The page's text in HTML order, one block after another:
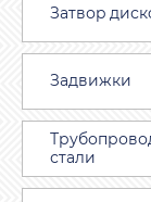
Затвоp
Задвижки
стали